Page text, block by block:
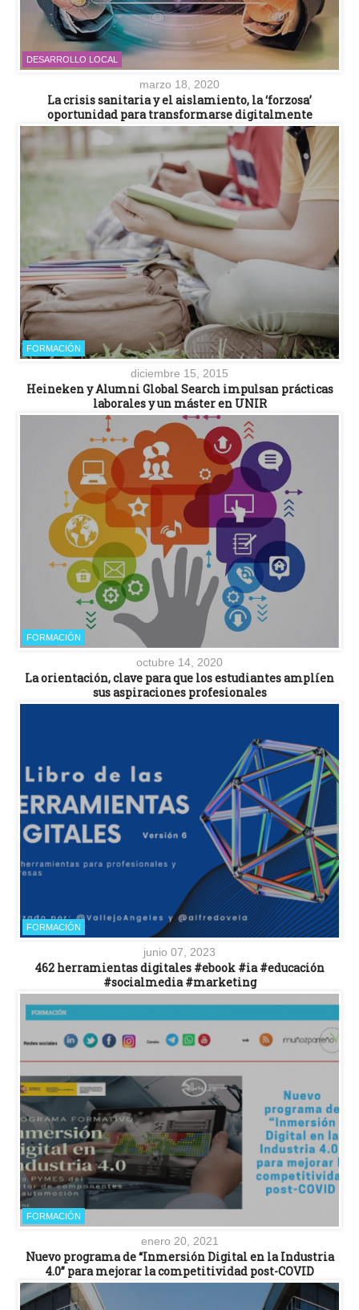
DESARROLLO LOCAL
marzo 18, 2020
La crisis sanitaria y el aislamiento, la ‘forzosa’
oportunidad para transformarse digitalmente
FORMACIÓN
diciembre 15, 2015
Heineken y Alumni Global Search impulsan prácticas
laborales y un máster en UNIR
FORMACIÓN
octubre 14, 2020
La orientación, clave para que los estudiantes amplíen
sus aspiraciones profesionales
FORMACIÓN
junio 07, 2023
462 herramientas digitales #ebook #ia #educación
#socialmedia #marketing
FORMACIÓN
enero 20, 2021
Nuevo programa de “Inmersión Digital en la Industria
4.0” para mejorar la competitividad post-COVID